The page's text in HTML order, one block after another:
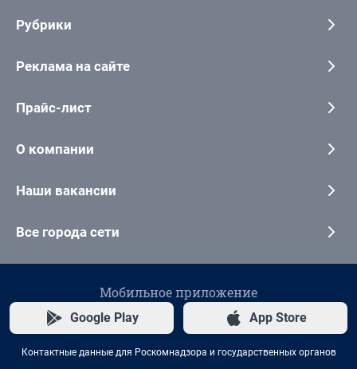
Рубрики
Реклама на сайте
Прайс-лист
О компании
Наши вакансии
Все города сети
Мобильное приложение
Google Play App Store
Контактные данные для Роскомнадзора и государственных органов